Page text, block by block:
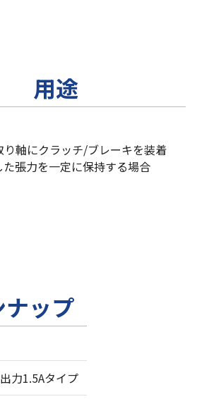
用途
り軸にクラッチ/ブレーキを装着
た張力を一定に保持する場合
ナップ
出力1.5Aタイプ